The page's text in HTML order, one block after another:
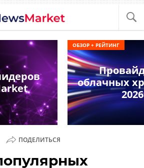
ПОДЕЛИТЬСЯ
облачных
2026
ОБЗОР + РЕЙТИНГ